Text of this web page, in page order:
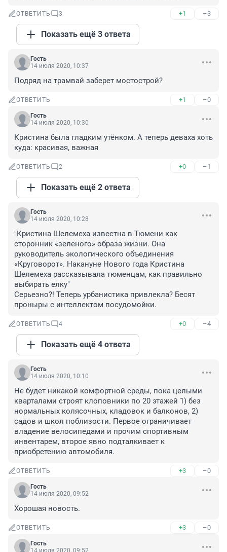
ОТВЕТИТЬ 3 +1 –3
Показать ещё 3 ответа
Гость
14 июля 2020, 10:37
Подряд на трамвай заберет мостострой?
ОТВЕТИТЬ +1 –0
Гость
14 июля 2020, 10:30
Кристина была гладким утёнком. А теперь деваха хоть
куда: красивая, важная
ОТВЕТИТЬ 2 +0 –1
Показать ещё 2 ответа
Гость
14 июля 2020, 10:28
"Кристина Шелемеха известна в Тюмени как
сторонник «зеленого» образа жизни. Она
руководитель экологического объединения
«Круговорот». Накануне Нового года Кристина
Шелемеха рассказывала тюменцам, как правильно
выбирать елку"
Серьезно?! Теперь урбанистика привлекла? Бесят
проныры с интеллектом посудомойки.
ОТВЕТИТЬ 4 +0 –4
Показать ещё 4 ответа
Гость
14 июля 2020, 10:10
Не будет никакой комфортной среды, пока целыми
кварталами строят клоповники по 20 этажей 1) без
нормальных колясочных, кладовок и балконов, 2)
садов и школ поблизости. Первое ограничивает
владение велосипедами и прочим спортивным
инвентарем, второе явно подталкивает к
приобретению автомобиля.
ОТВЕТИТЬ +3 –0
Гость
14 июля 2020, 09:52
Хорошая новость.
ОТВЕТИТЬ +3 –0
Гость
14 июля 2020, 09:52